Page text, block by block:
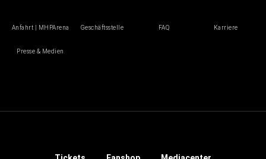
Anfahrt | MHPArena Geschäftsstelle FAQ Karriere
Presse & Medien